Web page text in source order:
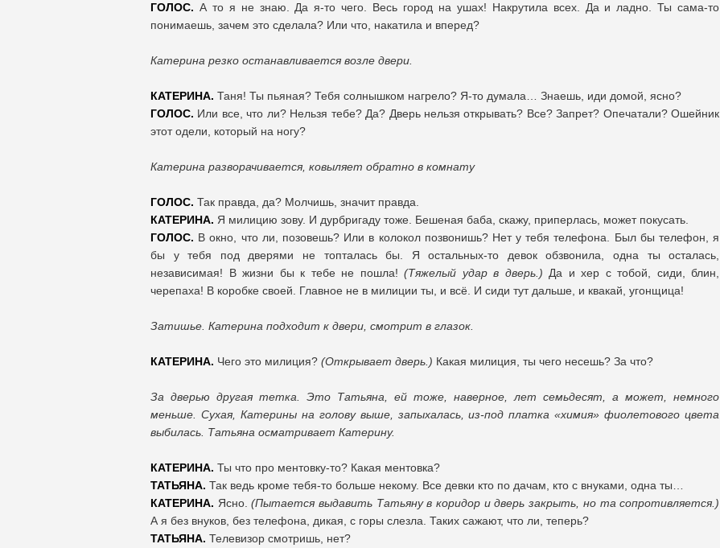
ГОЛОС. А то я не знаю. Да я-то чего. Весь город на ушах! Накрутила всех. Да и ладно. Ты сама-то
понимаешь, зачем это сделала? Или что, накатила и вперед?
Катерина резко останавливается возле двери.
КАТЕРИНА. Таня! Ты пьяная? Тебя солнышком нагрело? Я-то думала… Знаешь, иди домой, ясно?
ГОЛОС. Или все, что ли? Нельзя тебе? Да? Дверь нельзя открывать? Все? Запрет? Опечатали? Ошейник
этот одели, который на ногу?
Катерина разворачивается, ковыляет обратно в комнату
ГОЛОС. Так правда, да? Молчишь, значит правда.
КАТЕРИНА. Я милицию зову. И дурбригаду тоже. Бешеная баба, скажу, приперлась, может покусать.
ГОЛОС. В окно, что ли, позовешь? Или в колокол позвонишь? Нет у тебя телефона. Был бы телефон, я
бы у тебя под дверями не топталась бы. Я остальных-то девок обзвонила, одна ты осталась,
независимая! В жизни бы к тебе не пошла!(Тяжелый удар в дверь.) Да и хер с тобой, сиди, блин,
черепаха! В коробке своей. Главное не в милиции ты, и всё. И сиди тут дальше, и квакай, угонщица!
Затишье. Катерина подходит к двери, смотрит в глазок.
КАТЕРИНА. Чего это милиция? (Открывает дверь.) Какая милиция, ты чего несешь? За что?
За дверью другая тетка. Это Татьяна, ей тоже, наверное, лет семьдесят, а может, немного
меньше. Сухая, Катерины на голову выше, запыхалась, из-под платка «химия» фиолетового цвета
выбилась. Татьяна осматривает Катерину.
КАТЕРИНА. Ты что про ментовку-то? Какая ментовка?
ТАТЬЯНА. Так ведь кроме тебя-то больше некому. Все девки кто по дачам, кто с внуками, одна ты…
КАТЕРИНА. Ясно.(Пытается выдавить Татьяну в коридор и дверь закрыть, но та сопротивляется.)
А я без внуков, без телефона, дикая, с горы слезла. Таких сажают, что ли, теперь?
ТАТЬЯНА. Телевизор смотришь, нет?